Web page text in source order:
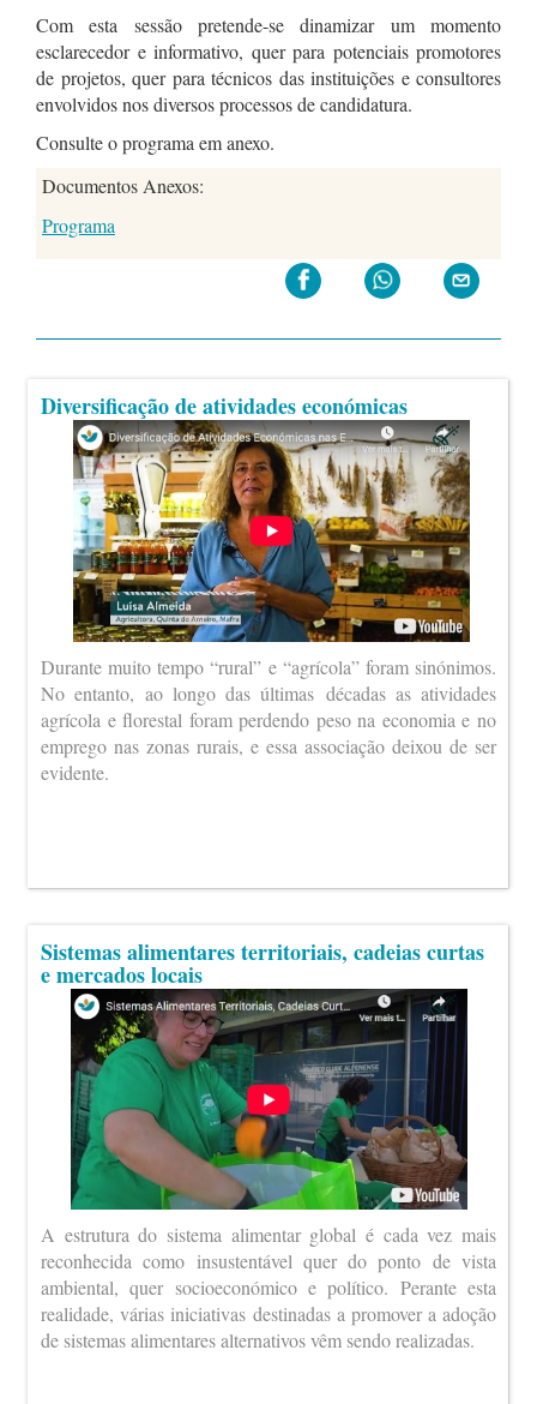
Com esta sessão pretende-se dinamizar um momento
esclarecedor e informativo, quer para potenciais promotores
de projetos, quer para técnicos das instituições e consultores
envolvidos nos diversos processos de candidatura.
Consulte o programa em anexo.
Documentos Anexos:
Programa
Diversificação de atividades económicas
Durante muito tempo “rural” e “agrícola” foram sinónimos.
No entanto, ao longo das últimas décadas as atividades
agrícola e florestal foram perdendo peso na economia e no
emprego nas zonas rurais, e essa associação deixou de ser
evidente.
Sistemas alimentares territoriais, cadeias curtas
e mercados locais
A estrutura do sistema alimentar global é cada vez mais
reconhecida como insustentável quer do ponto de vista
ambiental, quer socioeconómico e político. Perante esta
realidade, várias iniciativas destinadas a promover a adoção
de sistemas alimentares alternativos vêm sendo realizadas.